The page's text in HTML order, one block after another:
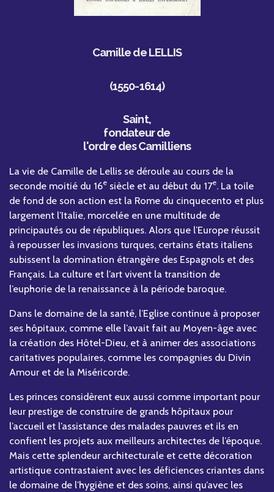
Camille de LELLIS
(1550-1614)
Saint,
fondateur de
l'ordre des Camilliens
La vie de Camille de Lellis se déroule au cours de la
seconde moitié du 16e siècle et au début du 17e. La toile
de fond de son action est la Rome du cinquecento et plus
largement l’Italie, morcelée en une multitude de
principautés ou de républiques. Alors que l’Europe réussit
à repousser les invasions turques, certains états italiens
subissent la domination étrangère des Espagnols et des
Français. La culture et l’art vivent la transition de
l’euphorie de la renaissance à la période baroque.
Dans le domaine de la santé, l’Eglise continue à proposer
ses hôpitaux, comme elle l’avait fait au Moyen-âge avec
la création des Hôtel-Dieu, et à animer des associations
caritatives populaires, comme les compagnies du Divin
Amour et de la Miséricorde.
Les princes considèrent eux aussi comme important pour
leur prestige de construire de grands hôpitaux pour
l’accueil et l’assistance des malades pauvres et ils en
confient les projets aux meilleurs architectes de l’époque.
Mais cette splendeur architecturale et cette décoration
artistique contrastaient avec les déficiences criantes dans
le domaine de l’hygiène et des soins, ainsi qu’avec les